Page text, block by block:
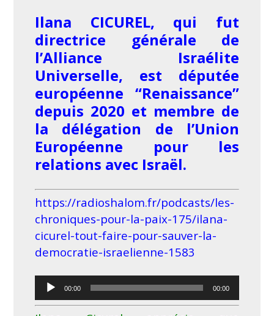
Ilana CICUREL, qui fut
directrice générale de
l’Alliance Israélite
Universelle, est députée
européenne “Renaissance”
depuis 2020 et membre de
la délégation de l’Union
Européenne pour les
relations avec Israël.
https://radioshalom.fr/podcasts/les-
chroniques-pour-la-paix-175/ilana-
cicurel-tout-faire-pour-sauver-la-
democratie-israelienne-1583
Lecteur
audio
00:00 00:00